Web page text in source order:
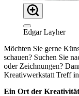
Edgar Layher
Möchten Sie gerne
schauen? Suchen Sie
oder Zeichnungen?
Kreativwerkstatt Treff
Ein Ort der